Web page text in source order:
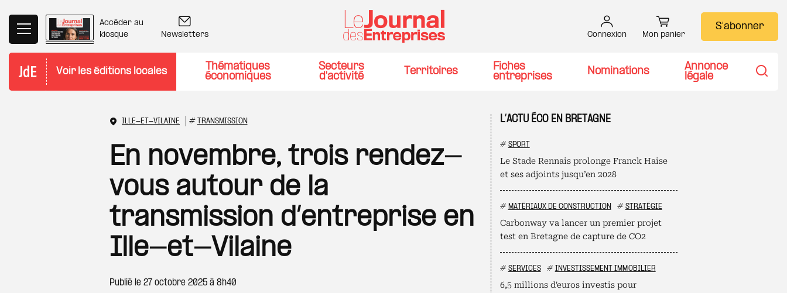
Accéder au
kiosque
Newsletters Connexion Mon panier
S'abonner
Voir les éditions locales
Thématiques
économiques
Secteurs
d'activité
Territoires
Fiches
entreprises
Nominations
Annonce
légale
ILLE-ET-VILAINE # TRANSMISSION
En novembre, trois rendez-
vous autour de la
transmission d’entreprise en
Ille-et-Vilaine
Publié le 27 octobre 2025 à 8h40
L’ACTU ÉCO EN BRETAGNE
# SPORT
Le Stade Rennais prolonge Franck Haise
et ses adjoints jusqu’en 2028
# MATÉRIAUX DE CONSTRUCTION # STRATÉGIE
Carbonway va lancer un premier projet
test en Bretagne de capture de CO2
# SERVICES # INVESTISSEMENT IMMOBILIER
6,5 millions d'euros investis pour